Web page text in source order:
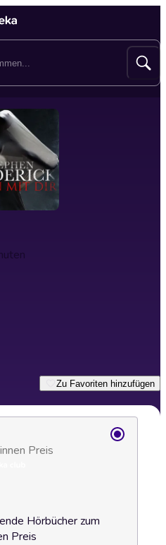
Zu Favoriten hinzufügen
Preis
Hörbücher zum
Preis